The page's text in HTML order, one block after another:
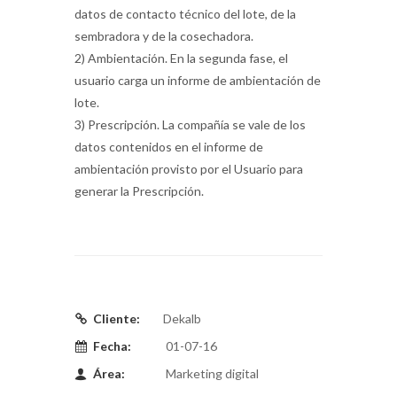
datos de contacto técnico del lote, de la
sembradora y de la cosechadora.
2) Ambientación. En la segunda fase, el
usuario carga un informe de ambientación de
lote.
3) Prescripción. La compañía se vale de los
datos contenidos en el informe de
ambientación provisto por el Usuario para
generar la Prescripción.
Cliente:
Dekalb
Fecha:
01-07-16
Área:
Marketing digital